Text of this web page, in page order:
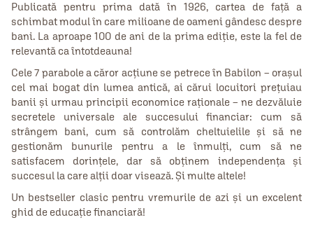
Publicată pentru prima dată în 1926, cartea de față a
schimbat modul în care milioane de oameni gândesc despre
bani. La aproape 100 de ani de la prima ediție, este la fel de
relevantă ca întotdeauna!
Cele 7 parabole a căror acțiune se petrece în Babilon – orașul
cel mai bogat din lumea antică, ai cărui locuitori prețuiau
banii și urmau principii economice raționale – ne dezvăluie
secretele universale ale succesului financiar: cum să
strângem bani, cum să controlăm cheltuielile și să ne
gestionăm bunurile pentru a le înmulți, cum să ne
satisfacem dorințele, dar să obținem independența și
succesul la care alții doar visează. Și multe altele!
Un bestseller clasic pentru vremurile de azi și un excelent
ghid de educație financiară!